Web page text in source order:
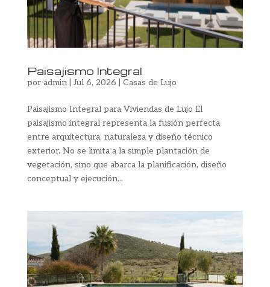
Paisajismo Integral
por admin|Jul 6, 2026 Casas de Lujo
Paisajismo Integral para Viviendas de Lujo El
paisajismo integral representa la fusión perfecta
entre arquitectura, naturaleza y diseño técnico
exterior. No se limita a la simple plantación de
vegetación, sino que abarca la planificación, diseño
conceptual y ejecución...